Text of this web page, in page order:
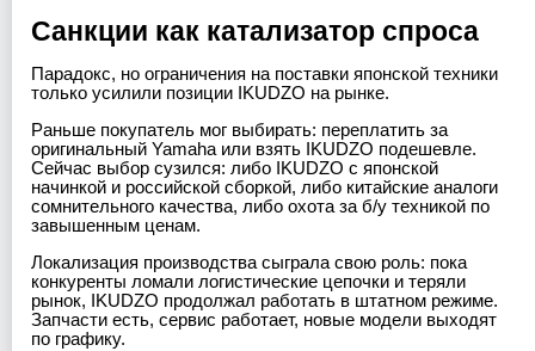
Санкции как катализатор спроса
Парадокс, но ограничения на поставки японской техники
только усилили позиции IKUDZO на рынке.
Раньше покупатель мог выбирать: переплатить за
оригинальный Yamaha или взять IKUDZO подешевле.
Сейчас выбор сузился: либо IKUDZO с японской
начинкой и российской сборкой, либо китайские аналоги
сомнительного качества, либо охота за б/у техникой по
завышенным ценам.
Локализация производства сыграла свою роль: пока
конкуренты ломали логистические цепочки и теряли
рынок, IKUDZO продолжал работать в штатном режиме.
Запчасти есть, сервис работает, новые модели выходят
по графику.